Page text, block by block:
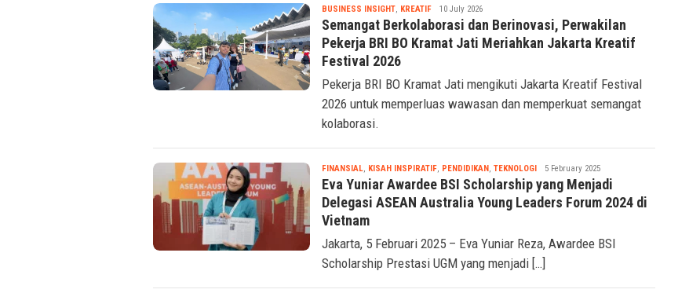
BUSINESS INSIGHT, KREATIFTsaqif
Ridwan
10 July 2026
Semangat Berkolaborasi dan Berinovasi, Perwakilan
Pekerja BRI BO Kramat Jati Meriahkan Jakarta Kreatif
Festival 2026
Pekerja BRI BO Kramat Jati mengikuti Jakarta Kreatif Festival
2026 untuk memperluas wawasan dan memperkuat semangat
kolaborasi.
FINANSIAL, KISAH INSPIRATIF, PENDIDIKAN, TEKNOLOGITsaqif
Ridwan
5 February 2025
Eva Yuniar Awardee BSI Scholarship yang Menjadi
Delegasi ASEAN Australia Young Leaders Forum 2024 di
Vietnam
Jakarta, 5 Februari 2025 – Eva Yuniar Reza, Awardee BSI
Scholarship Prestasi UGM yang menjadi […]